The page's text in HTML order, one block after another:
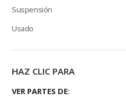
Suspensión
Usado
HAZ CLIC PARA
VER PARTES DE: